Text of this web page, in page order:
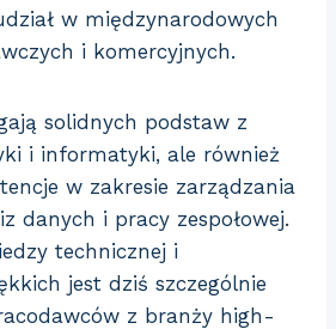
w międzynarodowych
i komercyjnych.
solidnych podstaw z
i informatyki, ale również
w zakresie zarządzania
danych i pracy zespołowej.
technicznej i
jest dziś szczególnie
z branży high-